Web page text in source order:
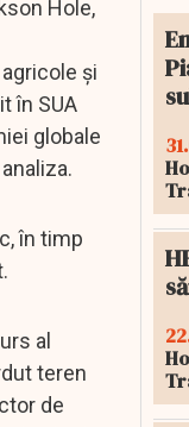
Hole,
şi
în SUA
globale
în timp
al
teren
de